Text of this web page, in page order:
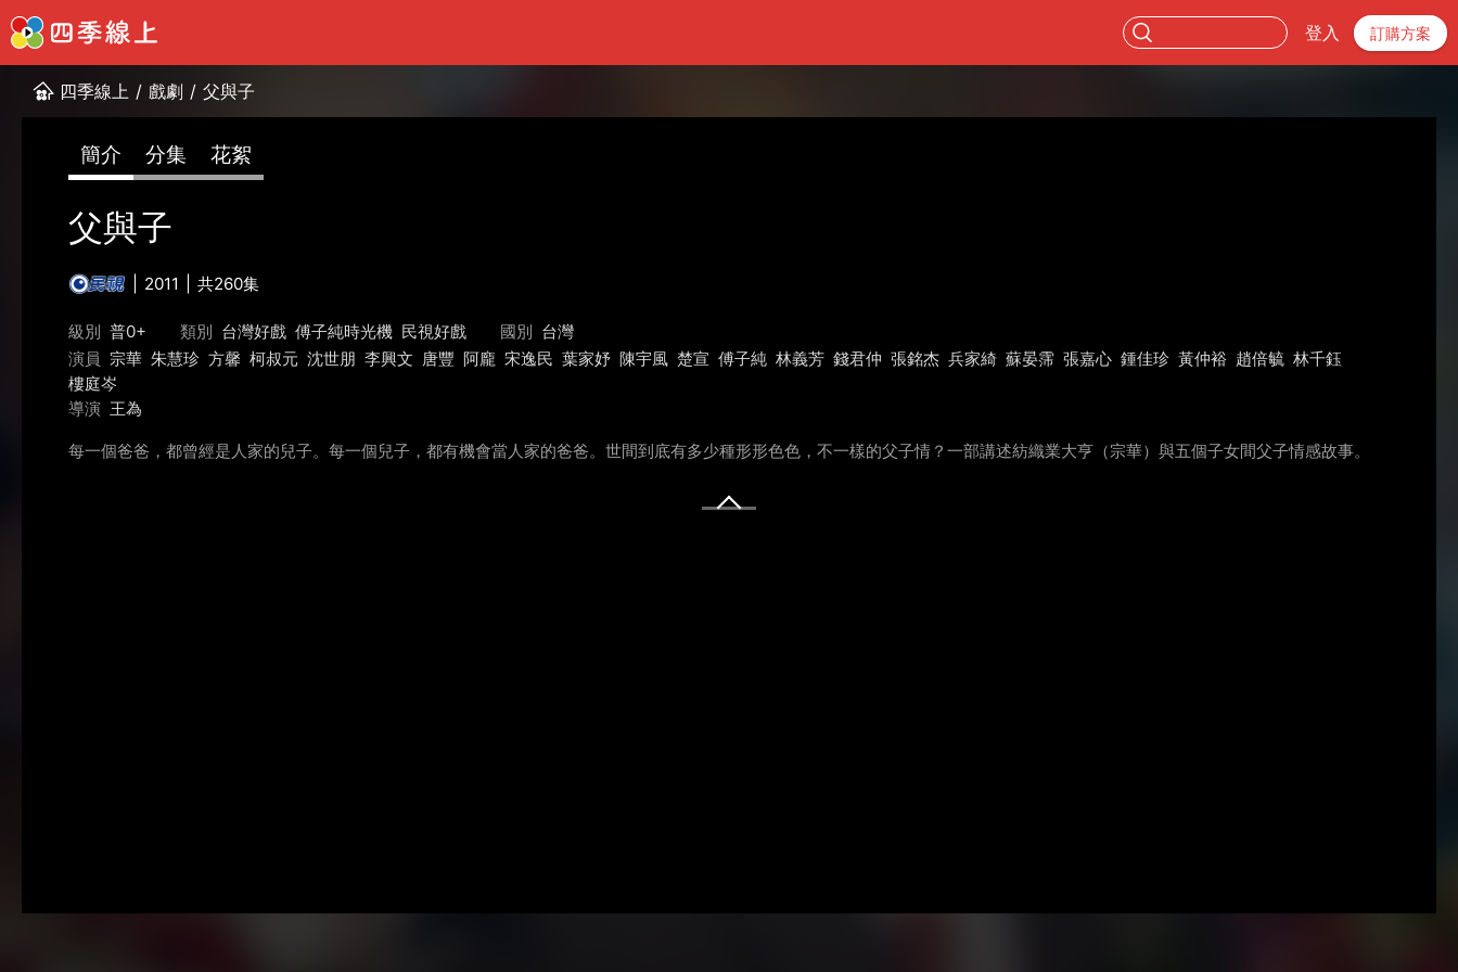
登入 訂購方案
四季線上 / 戲劇 / 父與子
簡介 分集 花絮
父與子
2011 共260集
級別 普0+ 類別 台灣好戲 傅子純時光機 民視好戲 國別 台灣
演員 宗華 朱慧珍 方馨 柯叔元 沈世朋 李興文 唐豐 阿龐 宋逸民 葉家妤 陳宇風 楚宣 傅子純 林義芳 錢君仲 張銘杰 兵家綺 蘇晏霈 張嘉心 鍾佳珍 黃仲裕 趙倍毓 林千鈺
樓庭岑
導演 王為
每一個爸爸，都曾經是人家的兒子。每一個兒子，都有機會當人家的爸爸。世間到底有多少種形形色色，不一樣的父子情？一部講述紡織業大亨（宗華）與五個子女間父子情感故事。